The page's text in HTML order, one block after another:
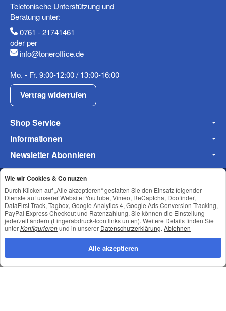
Mobiltelefon
Frage zum Artikel
Telefonische Unterstützung und
Beratung unter:
0761 - 21741461
oder per
info@toneroffice.de
Mo. - Fr. 9:00-12:00 / 13:00-16:00
Vertrag widerrufen
Shop Service
Informationen
Newsletter Abonnieren
Datenschutz•Impressum
Wie wir Cookies & Co nutzen
Durch Klicken auf „Alle akzeptieren“ gestatten Sie den Einsatz folgender
Dienste auf unserer Website: YouTube, Vimeo, ReCaptcha, Doofinder,
DataFirst Track, Tagbox, Google Analytics 4, Google Ads Conversion Tracking,
PayPal Express Checkout und Ratenzahlung. Sie können die Einstellung
jederzeit ändern (Fingerabdruck-Icon links unten). Weitere Details finden Sie
unterKonfigurierenund in unserer Datenschutzerklärung. Ablehnen
Alle akzeptieren